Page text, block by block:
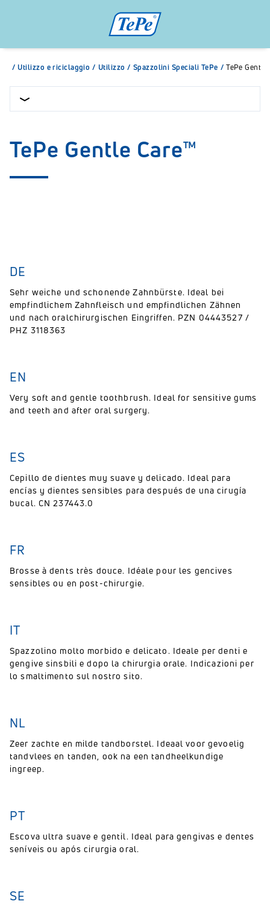
/ Utilizzo e riciclaggio / Utilizzo / Spazzolini Speciali TePe / TePe Gentle
TePe Gentle Care™
DE
Sehr weiche und schonende Zahnbürste. Ideal bei
empfindlichem Zahnfleisch und empfindlichen Zähnen
und nach oralchirurgischen Eingriffen. PZN 04443527 /
PHZ 3118363
EN
Very soft and gentle toothbrush. Ideal for sensitive gums
and teeth and after oral surgery.
ES
Cepillo de dientes muy suave y delicado. Ideal para
encías y dientes sensibles para después de una cirugía
bucal. CN 237443.0
FR
Brosse à dents très douce. Idéale pour les gencives
sensibles ou en post-chirurgie.
IT
Spazzolino molto morbido e delicato. Ideale per denti e
gengive sinsbili e dopo la chirurgia orale. Indicazioni per
lo smaltimento sul nostro sito.
NL
Zeer zachte en milde tandborstel. Ideaal voor gevoelig
tandvlees en tanden, ook na een tandheelkundige
ingreep.
PT
Escova ultra suave e gentil. Ideal para gengivas e dentes
seníveis ou após cirurgia oral.
SE